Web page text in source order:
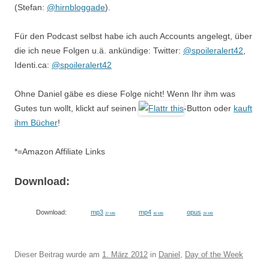
(Stefan: @hirnbloggade).
Für den Podcast selbst habe ich auch Accounts angelegt, über
die ich neue Folgen u.ä. ankündige: Twitter: @spoileralert42
Identi.ca: @spoileralert42
Ohne Daniel gäbe es diese Folge nicht! Wenn Ihr ihm was
Gutes tun wollt, klickt auf seinen
-Button oder kauft
ihm Bücher!
*=Amazon Affiliate Links
Download:
Download: mp3 37 MB mp4 40 MB opus 29 MB
Dieser Beitrag wurde am 1. März 2012 in Daniel , Day of the Week